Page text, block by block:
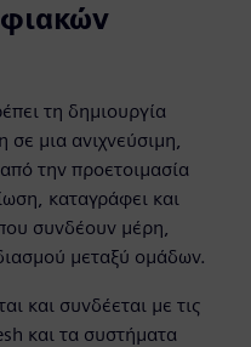
τη δημιουργία
μια ανιχνεύσιμη,
την προετοιμασία
καταγράφει και
συνδέουν μέρη,
μεταξύ ομάδων.
και συνδέεται με τις
και τα συστήματα